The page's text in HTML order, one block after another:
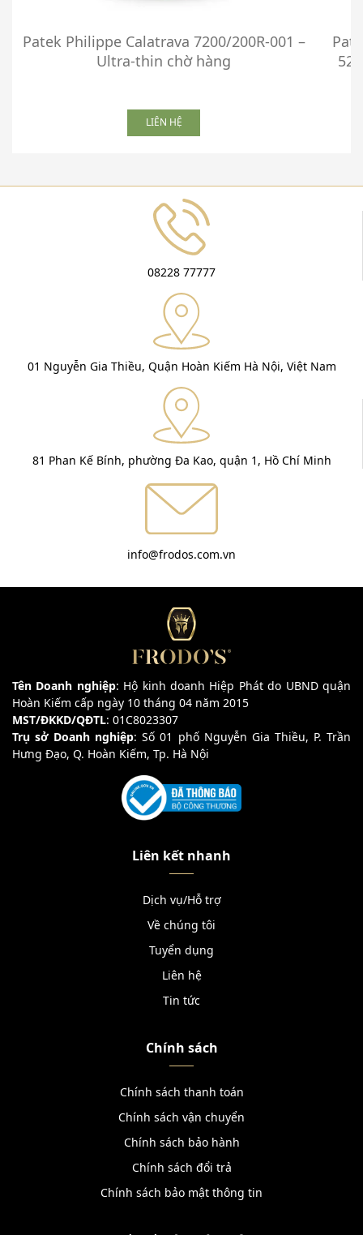
Patek Philippe Calatrava 7200/200R-001 –
Ultra-thin chờ hàng
LIÊN HỆ
08228 77777
01 Nguyễn Gia Thiều, Quận Hoàn Kiếm Hà Nội, Việt Nam
81 Phan Kế Bính, phường Đa Kao, quận 1, Hồ Chí Minh
info@frodos.com.vn
Tên Doanh nghiệp: Hộ kinh doanh Hiệp Phát do UBND quận
Hoàn Kiếm cấp ngày 10 tháng 04 năm 2015
MST/ĐKKD/QĐTL: 01C8023307
Trụ sở Doanh nghiệp: Số 01 phố Nguyễn Gia Thiều, P. Trần
Hưng Đạo, Q. Hoàn Kiếm, Tp. Hà Nội
Liên kết nhanh
Dịch vụ/Hỗ trợ
Về chúng tôi
Tuyển dụng
Liên hệ
Tin tức
Chính sách
Chính sách thanh toán
Chính sách vận chuyển
Chính sách bảo hành
Chính sách đổi trả
Chính sách bảo mật thông tin